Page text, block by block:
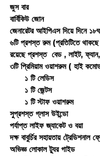
জুস বার
বার্বিকিউ জোন
জেনারেটর আইপিএস দিয়ে দিনে
৬টি প্রশস্ত রুম (প্রতিটিতে
রয়েছে প্রশস্ত বেড , লাইট, ফ্যান,
৩টি প্রিমিয়াম ওয়াশরুম ( হাই
১ টি লেডিস
১ টি জেন্টস
১ টি স্টাফ ওয়াশরুম
সুপ্রশস্ত গ্লাস উইন্ডো
পর্যাপ্ত লাইফ জ্যাকেট ও বয়া
দক্ষ বাবুর্চির সহায়তায় ট্রেডিশনাল
অভিজ্ঞ লোকাল ট্যুর গাইড